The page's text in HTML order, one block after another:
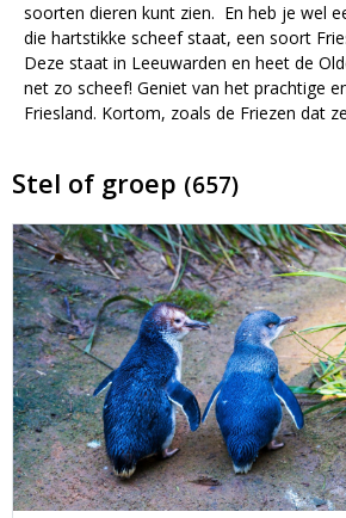
soorten dieren kunt zien. En heb je wel
die hartstikke scheef staat, een soort
Deze staat in Leeuwarden en heet de
net zo scheef! Geniet van het prachtige
Friesland. Kortom, zoals de Friezen dat
Stel of groep (657)